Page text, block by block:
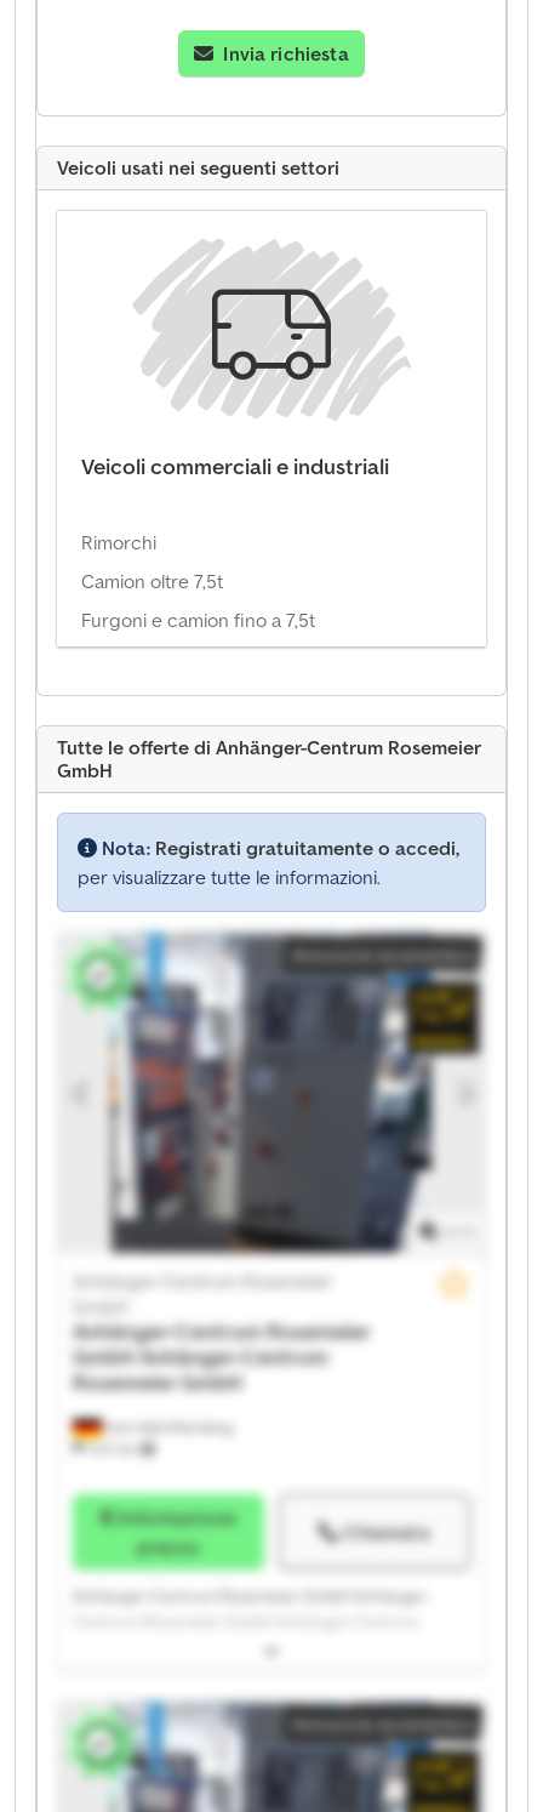
Invia richiesta
Veicoli usati nei seguenti settori
Veicoli commerciali e industriali
Rimorchi
Camion oltre 7,5t
Furgoni e camion fino a 7,5t
Tutte le offerte di Anhänger-Centrum Rosemeier
GmbH
Nota: Registrati gratuitamente o accedi,
per visualizzare tutte le informazioni.
Annuncio economico
Horn-Bad Meinberg
1.147 km
Anhänger-Centrum Rosemeier
Anhänger-Centrum Rosemeier
GmbH Anhänger-Centrum
Rosemeier GmbH
Informazione
prezzo
Chiamata
Anhänger-Centrum Rosemeier GmbH Anhänger-
Rosemeier GmbH Anhänger-Centrum Rosemeier
Anhänger-Centrum Rosemeier GmbH Anhänger-
Centrum Rosemeier GmbH Anhänger-Centrum
Rosemeier GmbH Anhänger-Centrum Rosemeier
GmbH Anhänger-Centrum Rosemeier GmbH
Anhänger-Centrum Rosemeier GmbH Anhänger-
Annuncio economico